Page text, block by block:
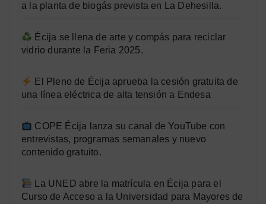
a la planta de biogás prevista en La Dehesilla.
Écija se llena de arte y compás para reciclar
vidrio durante la Feria 2025.
El Pleno de Écija aprueba la cesión gratuita de
una línea eléctrica de alta tensión a Endesa
COPE Écija lanza su canal de YouTube con
entrevistas, programas semanales y nuevo
contenido gratuito.
La UNED abre la matrícula en Écija para el
Curso de Acceso a la Universidad para Mayores de